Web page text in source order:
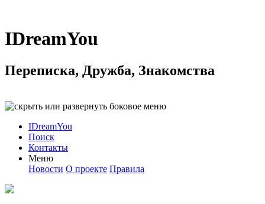
IDreamYou
Переписка, Дружба, Знакомства
IDreamYou
Поиск
Контакты
Меню
Новости О проекте Правила